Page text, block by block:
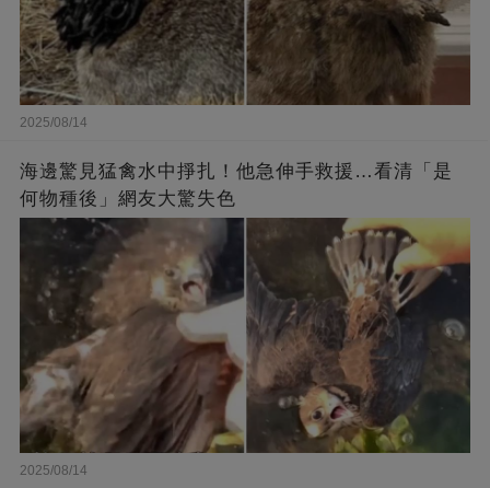
2025/08/14
海邊驚見猛禽水中掙扎！他急伸手救援…看清「是
何物種後」網友大驚失色
2025/08/14